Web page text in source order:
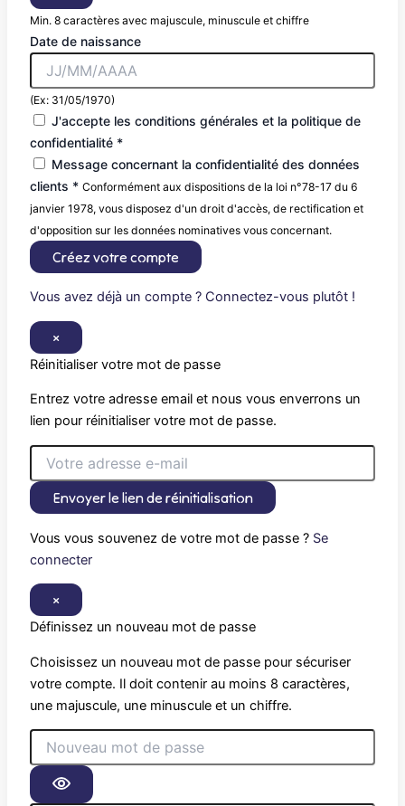
Min. 8 caractères avec majuscule, minuscule et chiffre
Date de naissance
(Ex: 31/05/1970)
J'accepte les conditions générales et la politique de
confidentialité *
Message concernant la confidentialité des données
clients * Conformément aux dispositions de la loi n°78-17 du 6
janvier 1978, vous disposez d'un droit d'accès, de rectification et
d'opposition sur les données nominatives vous concernant.
Créez votre compte
Vous avez déjà un compte ? Connectez-vous plutôt !
×
Réinitialiser votre mot de passe
Entrez votre adresse email et nous vous enverrons un
lien pour réinitialiser votre mot de passe.
Envoyer le lien de réinitialisation
Vous vous souvenez de votre mot de passe ? Se
connecter
×
Définissez un nouveau mot de passe
Choisissez un nouveau mot de passe pour sécuriser
votre compte. Il doit contenir au moins 8 caractères,
une majuscule, une minuscule et un chiffre.